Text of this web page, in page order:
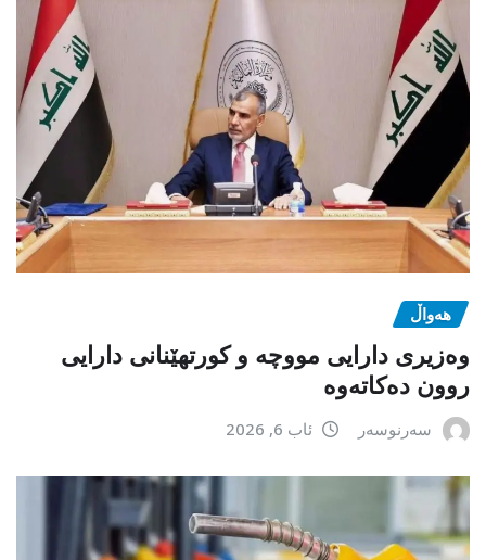
هەواڵ
وەزیری دارایی مووچە و کورتهێنانی دارایی
روون دەکاتەوە
سەرنوسەر ئاب 6, 2026